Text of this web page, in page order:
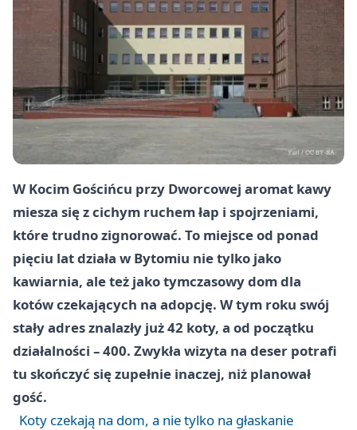
W Kocim Gościńcu przy Dworcowej aromat kawy
miesza się z cichym ruchem łap i spojrzeniami,
które trudno zignorować. To miejsce od ponad
pięciu lat działa w Bytomiu nie tylko jako
kawiarnia, ale też jako tymczasowy dom dla
kotów czekających na adopcję. W tym roku swój
stały adres znalazły już 42 koty, a od początku
działalności – 400. Zwykła wizyta na deser potrafi
tu skończyć się zupełnie inaczej, niż planował
gość.
Koty czekają na dom, a nie tylko na głaskanie